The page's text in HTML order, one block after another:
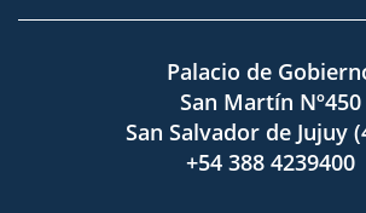
Palacio de
San Martín Nº450
San Salvador de Jujuy
+54 388 4239400